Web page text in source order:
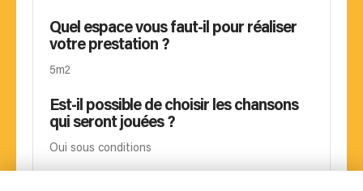
Quel espace vous faut-il pour réaliser
votre prestation ?
5m2
Est-il possible de choisir les chansons
qui seront jouées ?
Oui sous conditions